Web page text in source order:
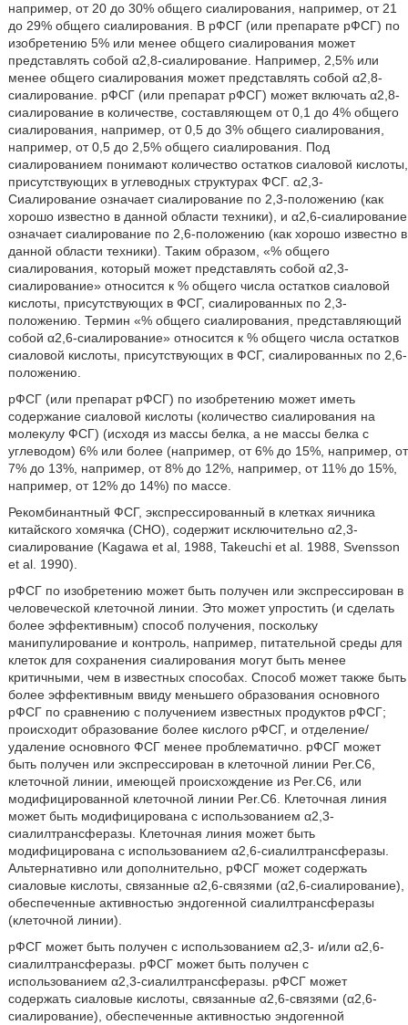
например, от 20 до 30% общего сиалирования, например, от 21
до 29% общего сиалирования. В рФСГ (или препарате рФСГ) по
изобретению 5% или менее общего сиалирования может
представлять собой α2,8-сиалирование. Например, 2,5% или
менее общего сиалирования может представлять собой α2,8-
сиалирование. рФСГ (или препарат рФСГ) может включать α2,8-
сиалирование в количестве, составляющем от 0,1 до 4% общего
сиалирования, например, от 0,5 до 3% общего сиалирования,
например, от 0,5 до 2,5% общего сиалирования. Под
сиалированием понимают количество остатков сиаловой кислоты,
присутствующих в углеводных структурах ФСГ. α2,3-
Сиалирование означает сиалирование по 2,3-положению (как
хорошо известно в данной области техники), и α2,6-сиалирование
означает сиалирование по 2,6-положению (как хорошо известно в
данной области техники). Таким образом, «% общего
сиалирования, который может представлять собой α2,3-
сиалирование» относится к % общего числа остатков сиаловой
кислоты, присутствующих в ФСГ, сиалированных по 2,3-
положению. Термин «% общего сиалирования, представляющий
собой α2,6-сиалирование» относится к % общего числа остатков
сиаловой кислоты, присутствующих в ФСГ, сиалированных по 2,6-
положению.
рФСГ (или препарат рФСГ) по изобретению может иметь
содержание сиаловой кислоты (количество сиалирования на
молекулу ФСГ) (исходя из массы белка, а не массы белка с
углеводом) 6% или более (например, от 6% до 15%, например, от
7% до 13%, например, от 8% до 12%, например, от 11% до 15%,
например, от 12% до 14%) по массе.
Рекомбинантный ФСГ, экспрессированный в клетках яичника
китайского хомячка (СНО), содержит исключительно α2,3-
сиалирование (Kagawa et al, 1988, Takeuchi et al. 1988, Svensson
et al. 1990).
рФСГ по изобретению может быть получен или экспрессирован в
человеческой клеточной линии. Это может упростить (и сделать
более эффективным) способ получения, поскольку
манипулирование и контроль, например, питательной среды для
клеток для сохранения сиалирования могут быть менее
критичными, чем в известных способах. Способ может также быть
более эффективным ввиду меньшего образования основного
рФСГ по сравнению с получением известных продуктов рФСГ;
происходит образование более кислого рФСГ, и отделение/
удаление основного ФСГ менее проблематично. рФСГ может
быть получен или экспрессирован в клеточной линии Per.С6,
клеточной линии, имеющей происхождение из Per.С6, или
модифицированной клеточной линии Per.С6. Клеточная линия
может быть модифицирована с использованием α2,3-
сиалилтрансферазы. Клеточная линия может быть
модифицирована с использованием α2,6-сиалилтрансферазы.
Альтернативно или дополнительно, рФСГ может содержать
сиаловые кислоты, связанные α2,6-связями (α2,6-сиалирование),
обеспеченные активностью эндогенной сиалилтрансферазы
(клеточной линии).
рФСГ может быть получен с использованием α2,3- и/или α2,6-
сиалилтрансферазы. рФСГ может быть получен с
использованием α2,3-сиалилтрансферазы. рФСГ может
содержать сиаловые кислоты, связанные α2,6-связями (α2,6-
сиалирование), обеспеченные активностью эндогенной